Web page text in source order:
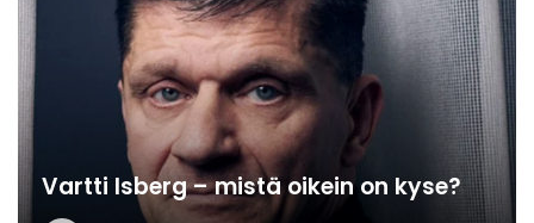
Vartti Isberg – mistä oikein on kyse?